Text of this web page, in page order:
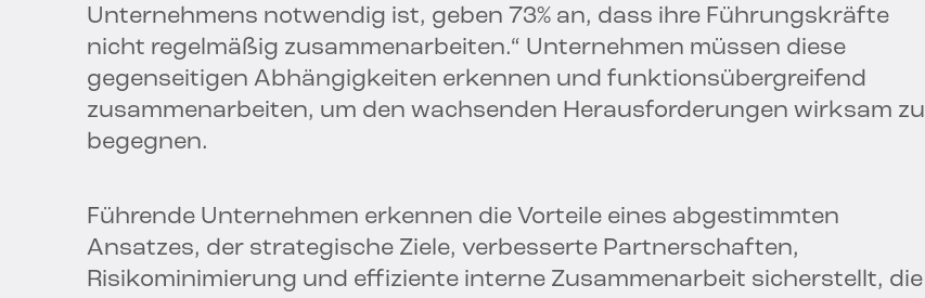
Unternehmens notwendig ist, geben 73% an, dass ihre Führungskräfte
nicht regelmäßig zusammenarbeiten.“ Unternehmen müssen diese
gegenseitigen Abhängigkeiten erkennen und funktionsübergreifend
zusammenarbeiten, um den wachsenden Herausforderungen wirksam zu
begegnen.
Führende Unternehmen erkennen die Vorteile eines abgestimmten
Ansatzes, der strategische Ziele, verbesserte Partnerschaften,
Risikominimierung und effiziente interne Zusammenarbeit sicherstellt, die